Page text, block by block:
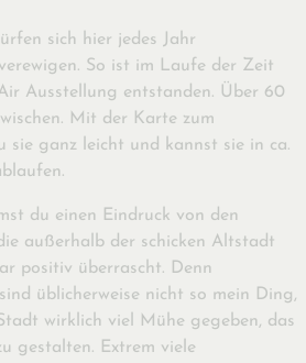
sich hier jedes Jahr
So ist im Laufe der Zeit
Ausstellung entstanden. Über 60
Mit der Karte zum
sie ganz leicht und kannst sie in ca.
du einen Eindruck von den
außerhalb der schicken Altstadt
positiv überrascht. Denn
üblicherweise nicht so mein Ding,
wirklich viel Mühe gegeben, das
gestalten. Extrem viele